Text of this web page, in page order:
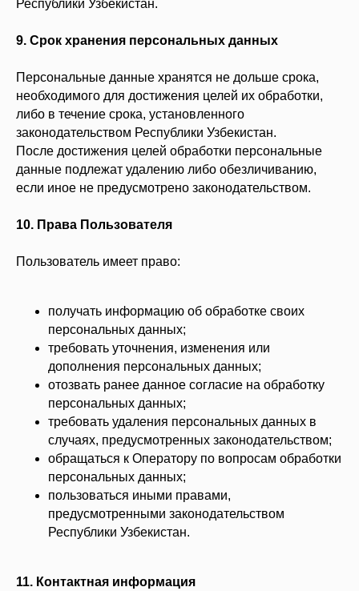
Республики Узбекистан.
9. Срок хранения персональных данных
Персональные данные хранятся не дольше срока,
необходимого для достижения целей их обработки,
либо в течение срока, установленного
законодательством Республики Узбекистан.
После достижения целей обработки персональные
данные подлежат удалению либо обезличиванию,
если иное не предусмотрено законодательством.
10. Права Пользователя
Пользователь имеет право:
получать информацию об обработке своих
персональных данных;
требовать уточнения, изменения или
дополнения персональных данных;
отозвать ранее данное согласие на обработку
персональных данных;
требовать удаления персональных данных в
случаях, предусмотренных законодательством;
обращаться к Оператору по вопросам обработки
персональных данных;
пользоваться иными правами,
предусмотренными законодательством
Республики Узбекистан.
11. Контактная информация